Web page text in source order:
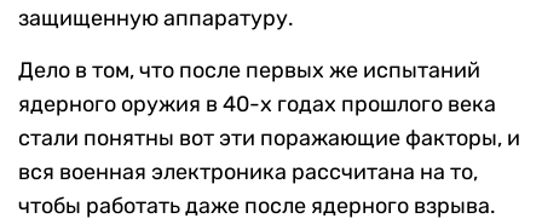
защищенную аппаратуру.
Дело в том, что после первых же испытаний
ядерного оружия в 40-х годах прошлого века
стали понятны вот эти поражающие факторы, и
вся военная электроника рассчитана на то,
чтобы работать даже после ядерного взрыва.